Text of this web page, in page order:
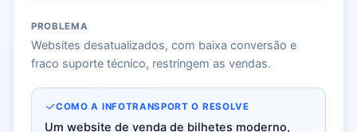
PROBLEMA
Websites desatualizados, com baixa conversão e
fraco suporte técnico, restringem as vendas.
COMO A INFOTRANSPORT O RESOLVE
Um website de venda de bilhetes moderno,